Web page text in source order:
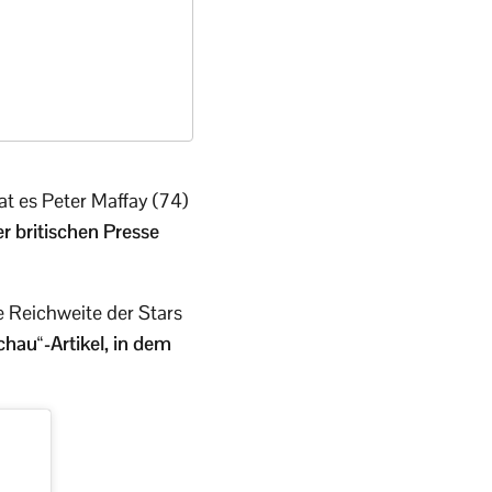
es Peter Maffay (74)
britischen Presse
Reichweite der Stars
Artikel, in dem